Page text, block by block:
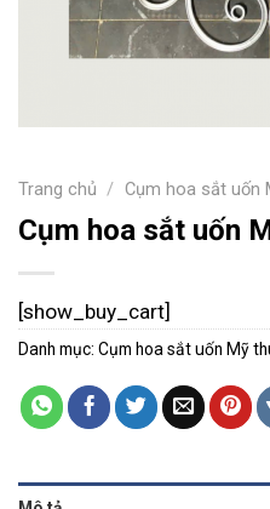
Trang chủ / Cụm hoa sắt uốn
Cụm hoa sắt uốn
[show_buy_cart]
Danh mục: Cụm hoa sắt uốn Mỹ